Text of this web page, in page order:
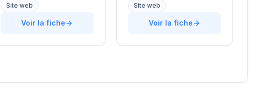
d'entreprises locales et
de Della Croce, la structure
organisations dans leurs
Site web
Voir la fiche
talents depuis plusieurs
distingue par une approche
recrutement, intervenant sur
Site web
Voir la fiche